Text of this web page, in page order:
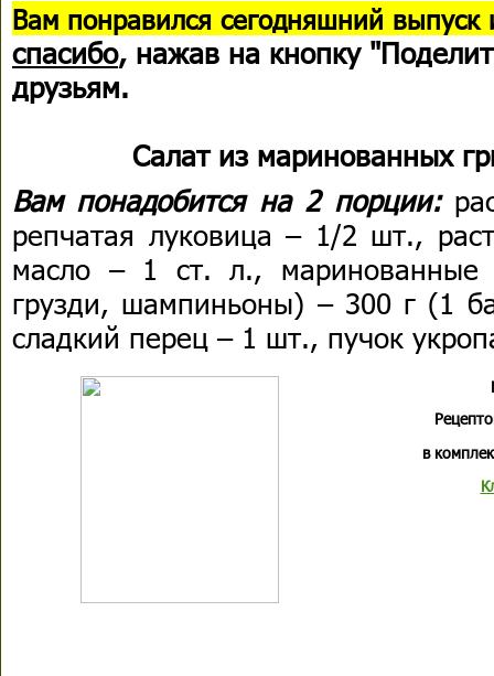
Вам понравился сегодняшний выпуск
спасибо, нажав на кнопку
друзьям.
Салат из маринованных
Вам понадобится на 2 порции:
репчатая луковица – 1/2 шт.,
масло – 1 ст. л., маринованные
грузди, шампиньоны) – 300 г (1
сладкий перец – 1 шт., пучок
в